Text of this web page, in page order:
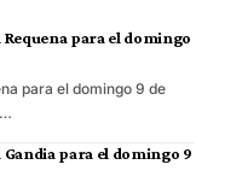
para el domingo
para el domingo 9 de
para el domingo 9